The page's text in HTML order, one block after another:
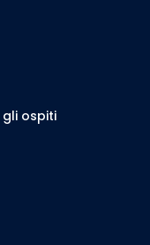
gli ospiti